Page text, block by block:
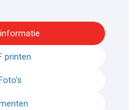
printen